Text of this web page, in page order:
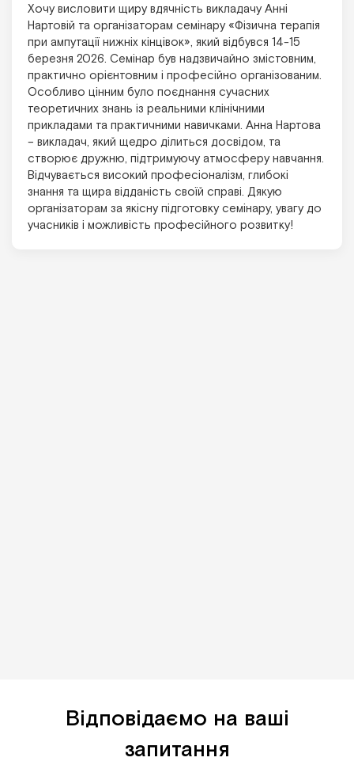
Хочу висловити щиру вдячність викладачу Анні
Нартовій та організаторам семінару «Фізична терапія
при ампутації нижніх кінцівок», який відбувся 14-15
березня 2026. Семінар був надзвичайно змістовним,
практично орієнтовним і професійно організованим.
Особливо цінним було поєднання сучасних
теоретичних знань із реальними клінічними
прикладами та практичними навичками. Анна Нартова
– викладач, який щедро ділиться досвідом, та
створює дружню, підтримуючу атмосферу навчання.
Відчувається високий професіоналізм, глибокі
знання та щира відданість своїй справі. Дякую
організаторам за якісну підготовку семінару, увагу до
учасників і можливість професійного розвитку!
Відповідаємо на ваші
запитання